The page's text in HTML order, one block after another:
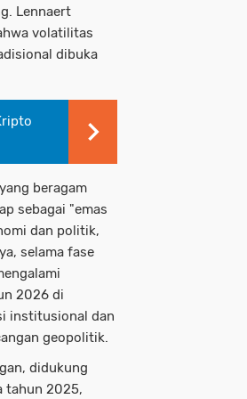
Lennaert
volatilitas
dibuka
beragam
sebagai "emas
dan politik,
selama fase
2026 di
institusional dan
geopolitik.
didukung
tahun 2025,